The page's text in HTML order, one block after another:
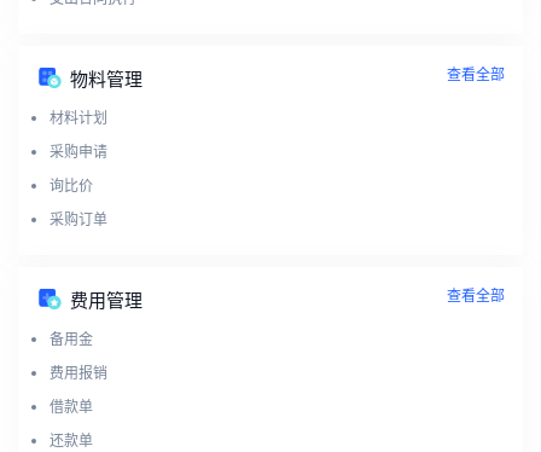
物料管理 查看全部
材料计划
采购申请
询比价
采购订单
费用管理 查看全部
备用金
费用报销
借款单
还款单